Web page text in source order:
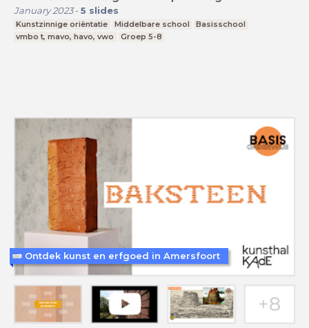
January 2023- 5 slides
Kunstzinnige oriëntatie Middelbare school
Basisschool
vmbo t, mavo, havo, vwo
Groep 5-8
Ontdek kunst en erfgoed in Amersfoort